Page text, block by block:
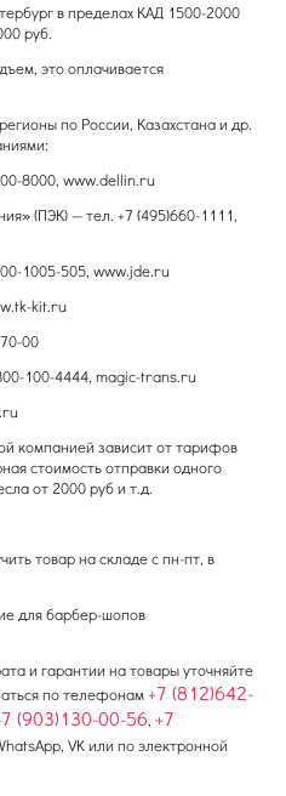
в пределах КАД 1500-2000
руб.
это оплачивается
по России, Казахстана и др.
8000, www.dellin.ru
(ПЭК) — тел. +7 (495)660-1111,
1005-505, www.jde.ru
kit.ru
00
100-4444, magic-trans.ru
компанией зависит от тарифов
стоимость отправки одного
от 2000 руб и т.д.
товар на складе с пн-пт, в
для барбер-шопов
и гарантии на товары уточняйте
по телефонам+7 (812)642-
(903)130-00-56, +7
VK или по электронной